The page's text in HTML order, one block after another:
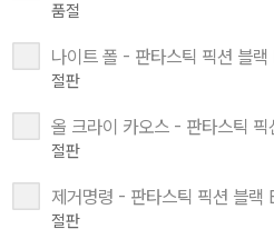
품절
나이트 폴 - 판타스틱 픽션 블
절판
올 크라이 카오스 - 판타스틱
절판
제거명령 - 판타스틱 픽션 블
절판